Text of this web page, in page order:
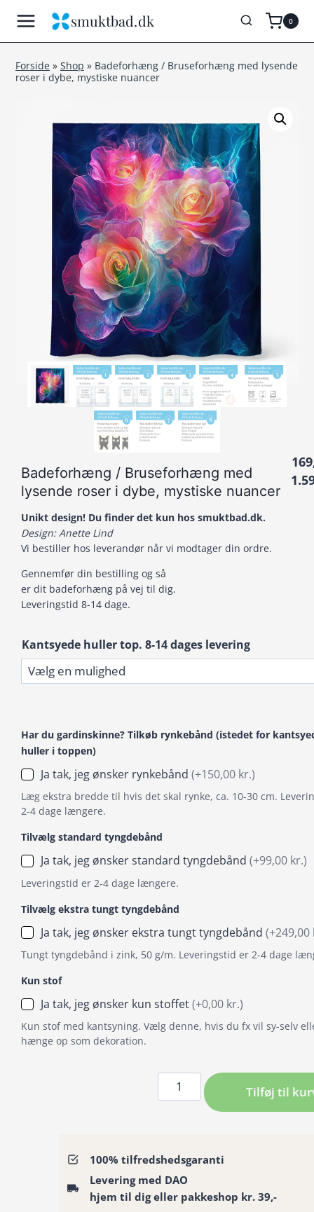
indhold
smuktbad.dk 0
Forside » Shop » Badeforhæng / Bruseforhæng med lysende
roser i dybe, mystiske nuancer
Badeforhæng / Bruseforhæng med
lysende roser i dybe, mystiske nuancer
Unikt design! Du finder det kun hos smuktbad.dk.
Design: Anette Lind
Vi bestiller hos leverandør når vi modtager din ordre.
Gennemfør din bestilling og så
er dit badeforhæng på vej til dig.
Leveringstid 8-14 dage.
Kantsyede huller top. 8-14 dages levering
Har du gardinskinne? Tilkøb rynkebånd (istedet for
huller i toppen)
Ja tak, jeg ønsker rynkebånd (+150,00 kr.)
Læg ekstra bredde til hvis det skal rynke, ca. 10-30 cm.
2-4 dage længere.
Tilvælg standard tyngdebånd
Ja tak, jeg ønsker standard tyngdebånd (+99,00 kr.)
Leveringstid er 2-4 dage længere.
Tilvælg ekstra tungt tyngdebånd
Ja tak, jeg ønsker ekstra tungt tyngdebånd (+249,00
Tungt tyngdebånd i zink, 50 g/m. Leveringstid er 2-4 dage
Kun stof
Ja tak, jeg ønsker kun stoffet(+0,00 kr.)
Kun stof med kantsyning. Vælg denne, hvis du fx vil sy-selv
hænge op som dekoration.
Badeforhæng
/
Bruseforhæng
roser
i
dybe,
Tilføj til
100% tilfredshedsgaranti
Levering med DAO
hjem til dig eller pakkeshop kr. 39,-